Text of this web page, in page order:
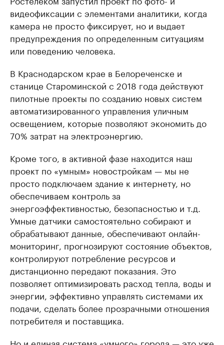
видеофиксации с элементами аналитики, когда
камера не просто фиксирует, но и выдает
предупреждения по определенным ситуациям
или поведению человека.
В Краснодарском крае в Белореченске и
станице Староминской с 2018 года действуют
пилотные проекты по созданию новых систем
автоматизированного управления уличным
освещением, которые позволяют экономить до
70% затрат на электроэнергию.
Кроме того, в активной фазе находится наш
проект по «умным» новостройкам — мы не
просто подключаем здание к интернету, но
обеспечиваем контроль за
энергоэффективностью, безопасностью и т.д.
Умные датчики самостоятельно собирают и
обрабатывают данные, обеспечивают онлайн-
мониторинг, прогнозируют состояние объектов,
контролируют потребление ресурсов и
дистанционно передают показания. Это
позволяет оптимизировать расход тепла, воды и
энергии, эффективно управлять системами их
подачи, сделать более прозрачными отношения
потребителя и поставщика.